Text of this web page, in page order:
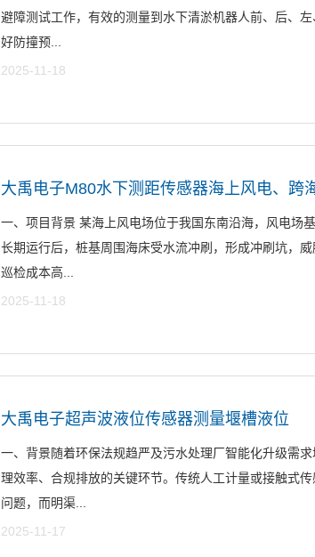
避障测试工作，有效的测量到水下清淤机器人前、后、
好防撞预...
2025-11-18
大禹电子M80水下测距传感器海上风电、跨
一、项目背景 某海上风电场位于我国东南沿海，风电场
长期运行后，桩基周围海床受水流冲刷，形成冲刷坑，
巡检成本高...
2025-11-18
大禹电子超声波液位传感器测量堰槽液位
一、背景随着环保法规趋严及污水处理厂智能化升级需
理效率、合规排放的关键环节。传统人工计量或接触式
问题，而明渠...
2025-11-17